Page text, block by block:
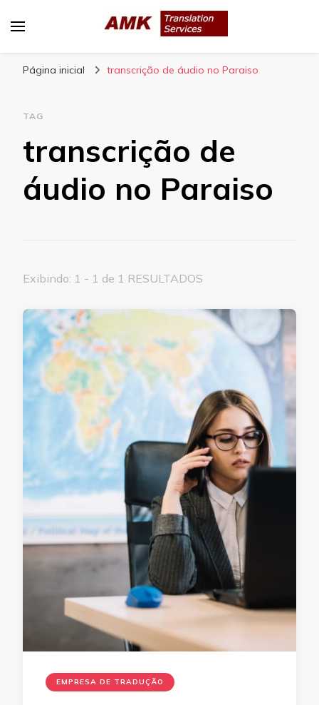
livre, tradução técnica, interpretação
Página inicial transcrição de áudio no Paraiso
TAG
transcrição de
áudio no Paraiso
Exibindo: 1 - 1 de 1 RESULTADOS
EMPRESA DE TRADUÇÃO